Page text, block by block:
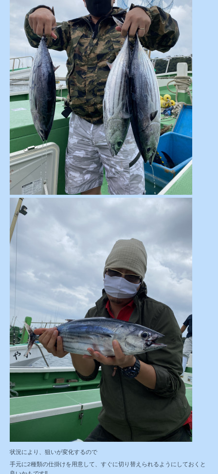
状況により、狙いが変化するので
手元に2種類の仕掛けを用意して、すぐに切り替えられるようにしておくと